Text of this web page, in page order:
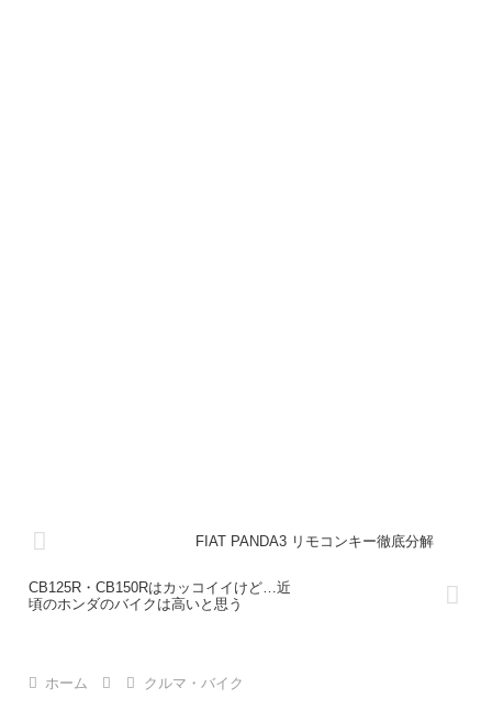
FIAT PANDA3 リモコンキー徹底分解
CB125R・CB150Rはカッコイイけど…近
頃のホンダのバイクは高いと思う
ホーム クルマ・バイク